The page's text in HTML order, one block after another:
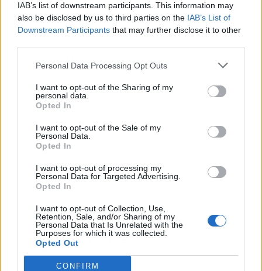
IAB’s list of downstream participants. This information may
also be disclosed by us to third parties on the IAB’s List of
Downstream Participants that may further disclose it to other
Personal Data Processing Opt Outs
I want to opt-out of the Sharing of my
personal data.
Opted In
I want to opt-out of the Sale of my
Personal Data.
Opted In
I want to opt-out of processing my
Personal Data for Targeted Advertising.
Opted In
I want to opt-out of Collection, Use,
Retention, Sale, and/or Sharing of my
Personal Data that Is Unrelated with the
Purposes for which it was collected.
Opted Out
CONFIRM